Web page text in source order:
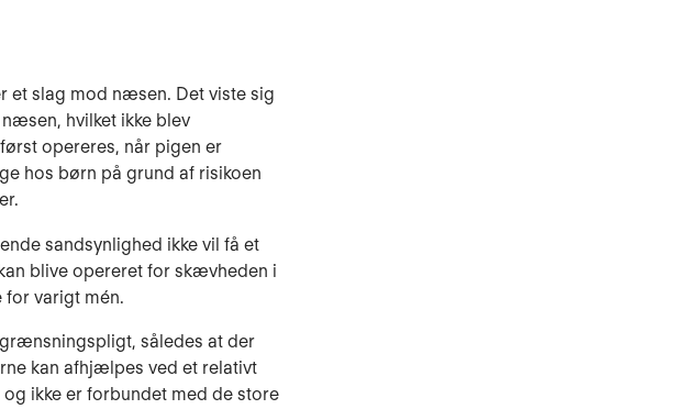
et slag mod næsen. Det viste sig
hvilket ikke blev
opereres, når pigen er
hos børn på grund af risikoen
sandsynlighed ikke vil få et
blive opereret for skævheden i
varigt mén.
således at der
kan afhjælpes ved et relativt
ikke er forbundet med de store